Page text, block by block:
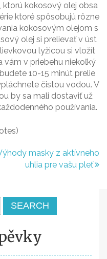
ktorú kokosový olej obsa
ktoré spôsobujú rôzne
kokosovým olejom s
olej si prelievať v úst
lyžicou si vložít
vám v priebehu niekoľký
10-15 minút prelie
čistou vodou. V
by sa mali dostaviť už
používania.
masky z aktívneho
uhlia pre vašu pleť